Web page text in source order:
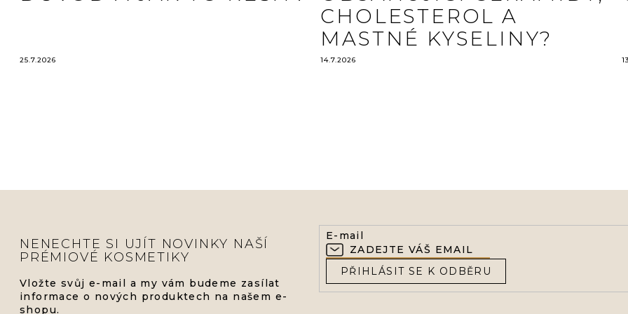
25.7.2026
CHOLESTEROL A
MASTNÉ KYSELINY?
14.7.2026
NENECHTE SI UJÍT NOVINKY NAŠÍ
PRÉMIOVÉ KOSMETIKY
Vložte svůj e-mail a my vám budeme zasílat
informace o nových produktech na našem e-
shopu.
E-mail
PŘIHLÁSIT SE K ODBĚRU